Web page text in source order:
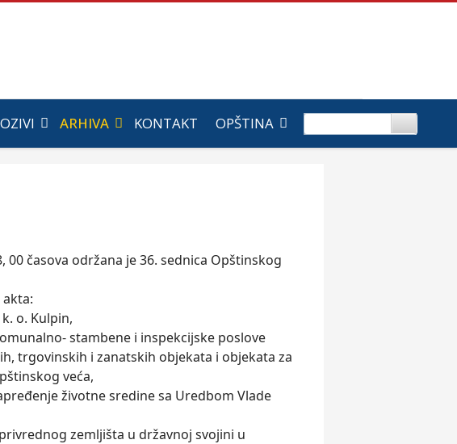
ARHIVA KONTAKT OPŠTINA
časova održana je 36. sednica Opštinskog
o. Kulpin,
stambene i inspekcijske poslove
trgovinskih i zanatskih objekata i objekata za
veća,
životne sredine sa Uredbom Vlade
zemljišta u državnoj svojini u